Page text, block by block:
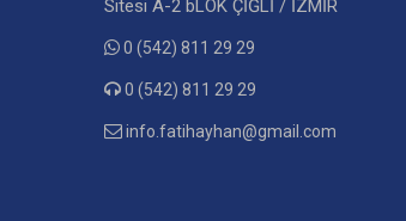
Sitesi A-2 bLOK ÇİĞLİ / İZMİR
0 (542) 811 29 29
0 (542) 811 29 29
info.fatihayhan@gmail.com